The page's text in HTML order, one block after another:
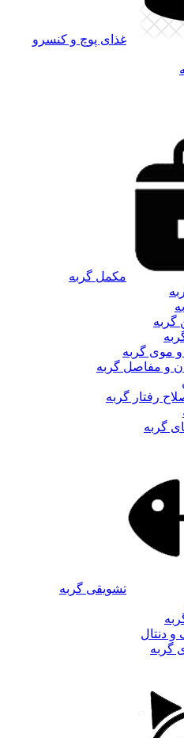
غذای پوچ و کنسرو
مکمل گربه
گربه
موی گربه
و مفاصل گربه
رفتار گربه
گربه
تشویقی گربه
دنتال
گربه